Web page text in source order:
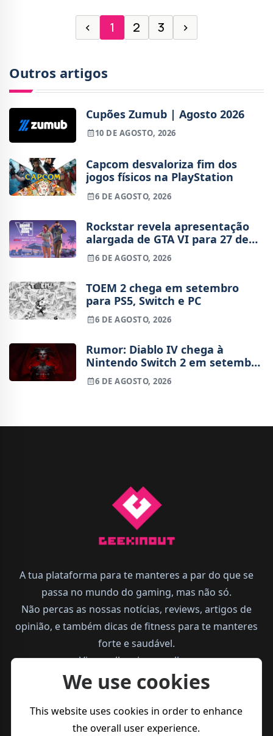
‹ 1 2 3 ›
Outros artigos
Cupões Zumub | Agosto 2026
10 DE AGOSTO, 2026
Capcom desvaloriza fim dos
jogos físicos na PlayStation
6 DE AGOSTO, 2026
Rockstar revela apresentação
alargada de GTA VI para 27 de
agosto
6 DE AGOSTO, 2026
TOEM 2 chega em setembro
para PS5, Switch e PC
6 DE AGOSTO, 2026
Rumor: Diablo IV chega à
Nintendo Switch 2 em setembro
e vai custar o preço de um jogo
novo
6 DE AGOSTO, 2026
A tua plataforma para te manteres a par do que se
passa no mundo do gaming, mas não só.
Não percas as nossas notícias, reviews, artigos de
opinião, e também dicas de fitness para te manteres
forte e saudável.
Vive melhor, joga melhor.
We use cookies
This website uses cookies in order to enhance
the overall user experience.